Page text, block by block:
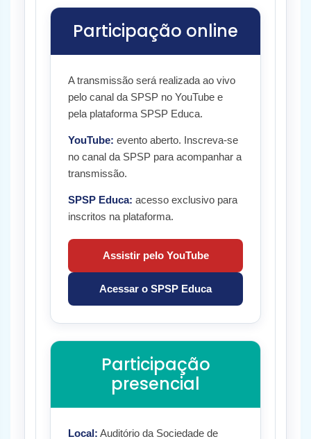
Participação online
A transmissão será realizada ao vivo
pelo canal da SPSP no YouTube e
pela plataforma SPSP Educa.
YouTube: evento aberto. Inscreva-se
no canal da SPSP para acompanhar a
transmissão.
SPSP Educa: acesso exclusivo para
inscritos na plataforma.
Assistir pelo YouTube
Acessar o SPSP Educa
Participação
presencial
Local: Auditório da Sociedade de